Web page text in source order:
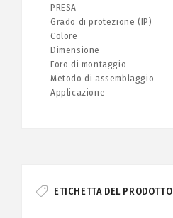
PRESA
Grado di protezione (IP)
Colore
Dimensione
Foro di montaggio
Metodo di assemblaggio
Applicazione
ETICHETTA DEL PRODOTTO